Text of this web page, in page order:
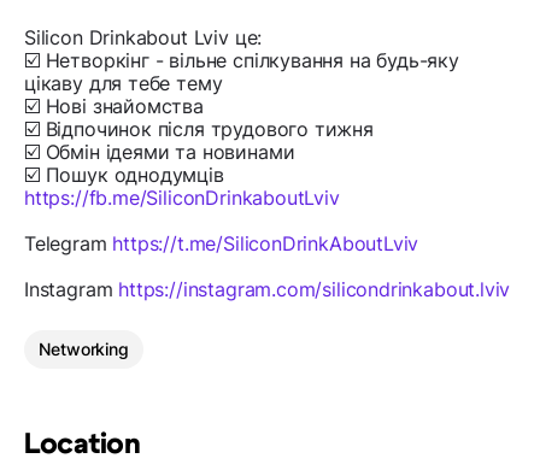
Silicon Drinkabout Lviv це:
☑️ Нетворкінг - вільне спілкування на будь-яку
цікаву для тебе тему
☑️ Нові знайомства
☑️ Відпочинок після трудового тижня
☑️ Обмін ідеями та новинами
☑️ Пошук однодумців
https://fb.me/SiliconDrinkaboutLviv
Telegram https://t.me/SiliconDrinkAboutLviv
Instagram https://instagram.com/silicondrinkabout.lviv
Networking
Location